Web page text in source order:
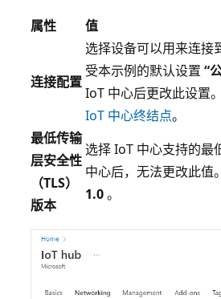
属性
值
连接配置
选择设备可以用来连接
受本示例的默认设置 “
IoT 中心后更改此设置
IoT 中心终结点。
最低传输
层安全性
（TLS）
版本
选择 IoT 中心支持的最
中心后，无法更改此值
1.0。